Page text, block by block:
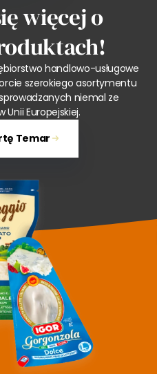
więcej o
handlowo-usługowe
szerokiego asortymentu
niemal ze
Unii Europejskiej.
Temar